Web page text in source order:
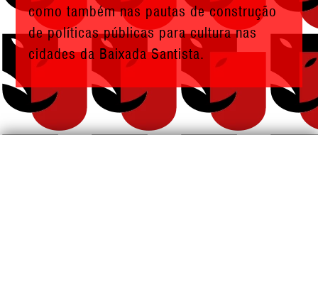
como também nas pautas de construção
de políticas públicas para cultura nas
cidades da Baixada Santista.